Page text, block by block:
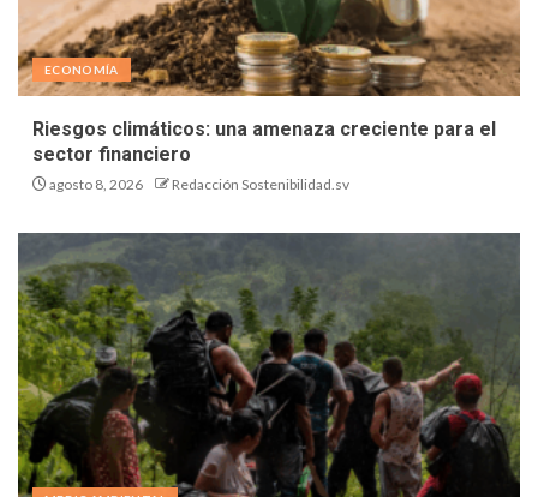
ECONOMÍA
Riesgos climáticos: una amenaza creciente para el
sector financiero
agosto 8, 2026 Redacción Sostenibilidad.sv